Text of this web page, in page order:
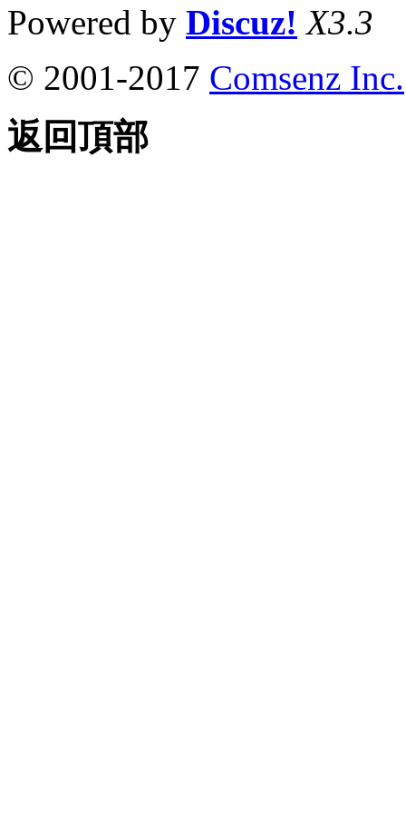
Powered by Discuz! X3.3
© 2001-2017 Comsenz Inc.
返回頂部